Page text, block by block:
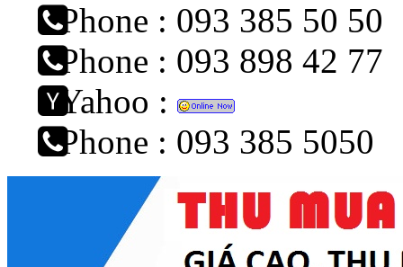
Phone : 093 385 50 50
Phone : 093 898 42 77
Yahoo :
Phone : 093 385 5050